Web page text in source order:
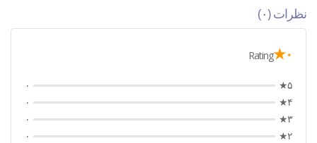
نظرات (۰)
۰★ Rating
۵★
۰
۴★
۰
۳★
۰
۲★
۰